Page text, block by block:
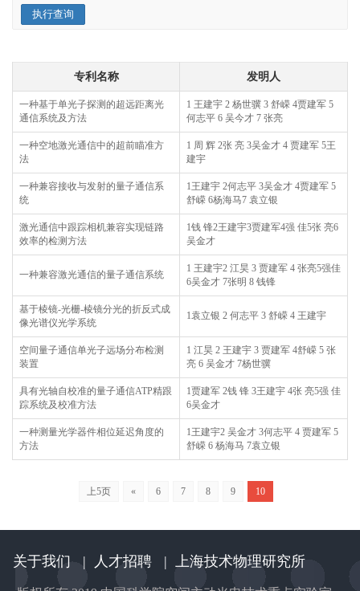
执行查询
专利名称 发明人
一种基于单光子探测的超远距离光
通信系统及方法
1 王建宇 2 杨世骥 3 舒嵘 4贾建军 5
何志平 6 吴今才 7 张亮
一种空地激光通信中的超前瞄准方
法
1 周 辉 2张 亮 3吴金才 4 贾建军 5王
建宇
一种兼容接收与发射的量子通信系
统
1王建宇 2何志平 3吴金才 4贾建军 5
舒嵘 6杨海马7 袁立银
激光通信中跟踪相机兼容实现链路
效率的检测方法
1钱 锋2王建宇3贾建军4强 佳5张 亮6
吴金才
一种兼容激光通信的量子通信系统
1 王建宇2 江昊 3 贾建军 4 张亮5强佳
6吴金才 7张明 8 钱锋
基于棱镜-光栅-棱镜分光的折反式成
像光谱仪光学系统
1袁立银 2 何志平 3 舒嵘 4 王建宇
空间量子通信单光子远场分布检测
装置
1 江昊 2 王建宇 3 贾建军 4舒嵘 5 张
亮 6 吴金才 7杨世骥
具有光轴自校准的量子通信ATP精跟
踪系统及校准方法
1贾建军 2钱 锋 3王建宇 4张 亮5强 佳
6吴金才
一种测量光学器件相位延迟角度的
方法
1王建宇2 吴金才 3何志平 4 贾建军 5
舒嵘 6 杨海马 7袁立银
上5页 « 6 7 8 9 10
关于我们 | 人才招聘 | 上海技术物理研究所